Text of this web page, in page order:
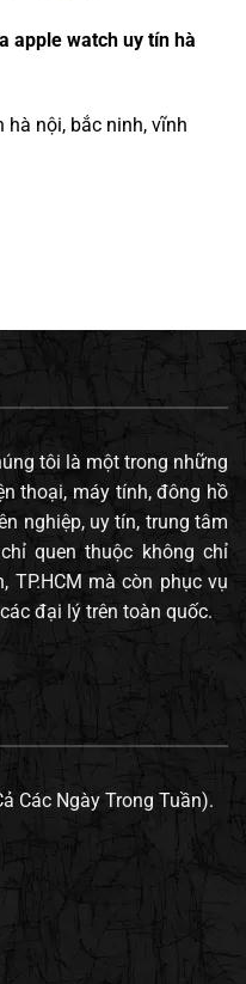
apple watch uy tín hà
nội, bắc ninh, vĩnh
tôi là một trong những
thoại, máy tính, đông hồ
nghiệp, uy tín, trung tâm
quen thuộc không chỉ
TP.HCM mà còn phục vụ
đại lý trên toàn quốc.
Các Ngày Trong Tuần).